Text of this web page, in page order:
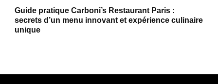
Guide pratique Carboni’s Restaurant Paris :
secrets d’un menu innovant et expérience culinaire
unique